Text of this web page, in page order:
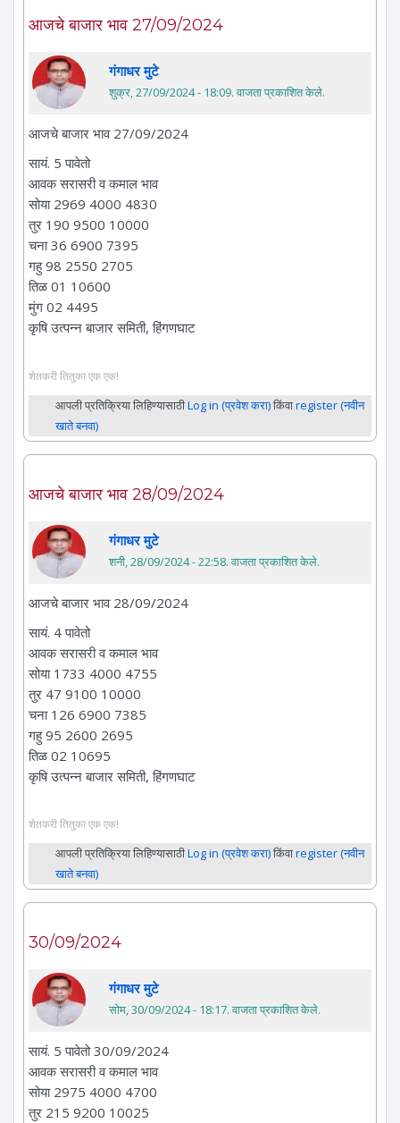
आजचे बाजार भाव 27/09/2024
गंगाधर मुटे
शुक्र, 27/09/2024 - 18:09. वाजता प्रकाशित केले.
आजचे बाजार भाव 27/09/2024
सायं. 5 पावेतो
आवक सरासरी व कमाल भाव
सोया 2969 4000 4830
तुर 190 9500 10000
चना 36 6900 7395
गहु 98 2550 2705
तिळ 01 10600
मुंग 02 4495
कृषि उत्पन्न बाजार समिती, हिंगणघाट
शेतकरी तितुका एक एक!
आपली प्रतिक्रिया लिहिण्यासाठीLog in (प्रवेश करा)किंवाregister (नवीन
खाते बनवा)
आजचे बाजार भाव 28/09/2024
गंगाधर मुटे
शनी, 28/09/2024 - 22:58. वाजता प्रकाशित केले.
आजचे बाजार भाव 28/09/2024
सायं. 4 पावेतो
आवक सरासरी व कमाल भाव
सोया 1733 4000 4755
तुर 47 9100 10000
चना 126 6900 7385
गहु 95 2600 2695
तिळ 02 10695
कृषि उत्पन्न बाजार समिती, हिंगणघाट
शेतकरी तितुका एक एक!
आपली प्रतिक्रिया लिहिण्यासाठीLog in (प्रवेश करा)किंवाregister (नवीन
खाते बनवा)
30/09/2024
गंगाधर मुटे
सोम, 30/09/2024 - 18:17. वाजता प्रकाशित केले.
सायं. 5 पावेतो 30/09/2024
आवक सरासरी व कमाल भाव
सोया 2975 4000 4700
तुर 215 9200 10025